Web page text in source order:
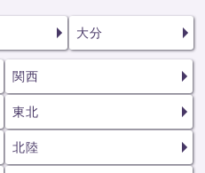
大分
関西
東北
北陸